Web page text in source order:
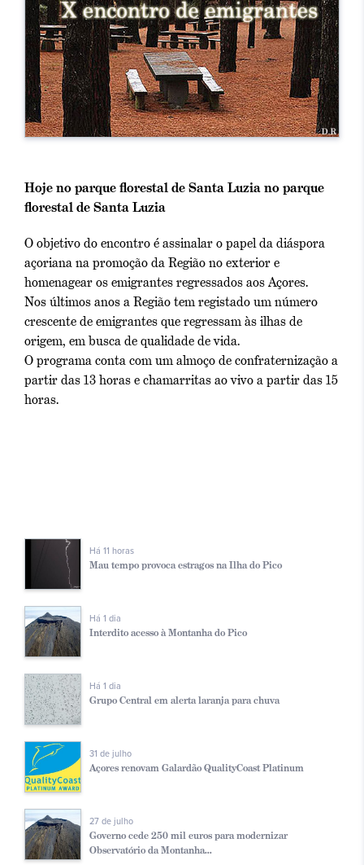
Hoje no parque florestal de Santa Luzia no parque
florestal de Santa Luzia
Oobjetivo do encontro é assinalar o papel da diáspora
açoriana na promoção da Região no exterior e
homenagear os emigrantes regressados aos Açores.
Nos últimos anos a Região tem registado um número
crescente de emigrantes que regressam às ilhas de
origem, em busca de qualidade de vida.
O programa conta com um almoço de confraternização a
partir das 13 horas e chamarritas ao vivo a partir das 15
horas.
Há 11 horas
Mau tempo provoca estragos na Ilha do Pico
Há 1 dia
Interdito acesso à Montanha do Pico
Há 1 dia
Grupo Central em alerta laranja para chuva
31 de julho
Açores renovam Galardão QualityCoast Platinum
27 de julho
Governo cede 250 mil euros para modernizar
Observatório da Montanha...